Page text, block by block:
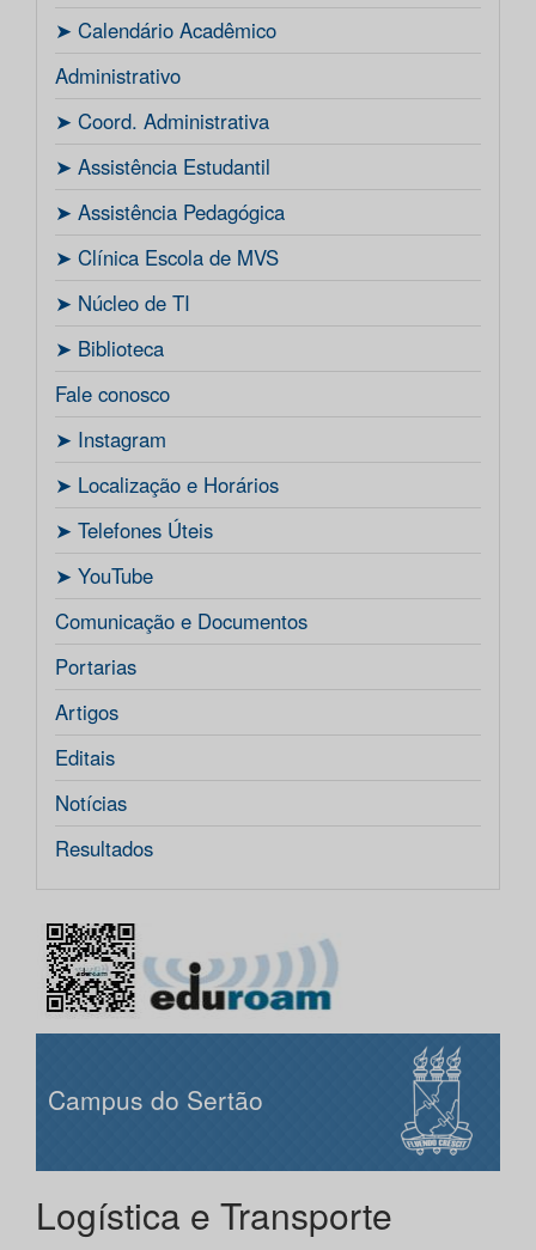
ㅤ➤ Calendário Acadêmico
Administrativo
ㅤ➤ Coord. Administrativa
ㅤ➤ Assistência Estudantil
ㅤ➤ Assistência Pedagógica
ㅤ➤ Clínica Escola de MVS
ㅤ➤ Núcleo de TI
ㅤ➤ Biblioteca
Fale conosco
ㅤ➤ Instagram
ㅤ➤ Localização e Horários
ㅤ➤ Telefones Úteis
ㅤ➤ YouTube
Comunicação e Documentos
Portarias
Artigos
Editais
Notícias
Resultados
Campus do Sertão
Logística e Transporte